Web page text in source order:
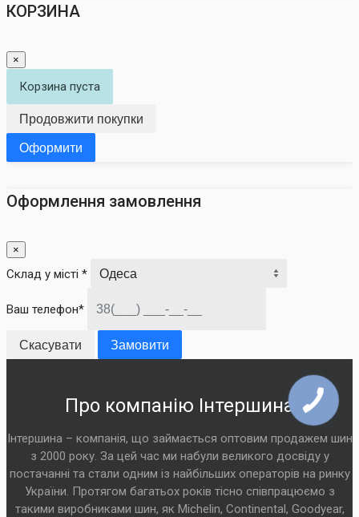
КОРЗИНА
×
Корзина пуста
Продовжити покупки
Оформити
Оформлення замовлення
×
Склад у місті *
Ваш телефон*
Скасувати Замовити
Про компанію Інтершина
Інтершина – компанія, що займається оптовим продажем шин
з 2000 року. За цей час ми набули великого досвіду у
постачанні та стали одним із найбільших операторів на ринку
України. Протягом багатьох років тісно співпрацюємо з
такими виробниками шин, як Michelin, Continental, Goodyear,